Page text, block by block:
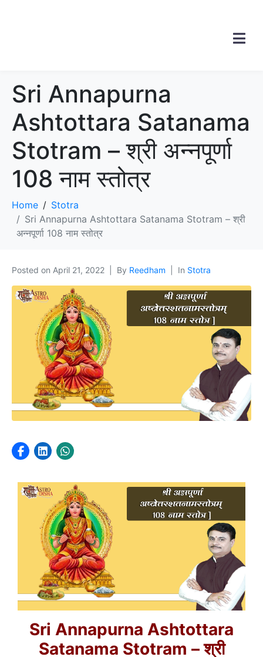
Sri Annapurna
Ashtottara Satanama
Stotram – श्री अन्नपूर्णा
108 नाम स्तोत्र
Home
Stotra
Sri Annapurna Ashtottara Satanama Stotram – श्री
अन्नपूर्णा 108 नाम स्तोत्र
Posted on April 21, 2022 By Reedham In Stotra
Sri Annapurna Ashtottara
Satanama Stotram – श्री